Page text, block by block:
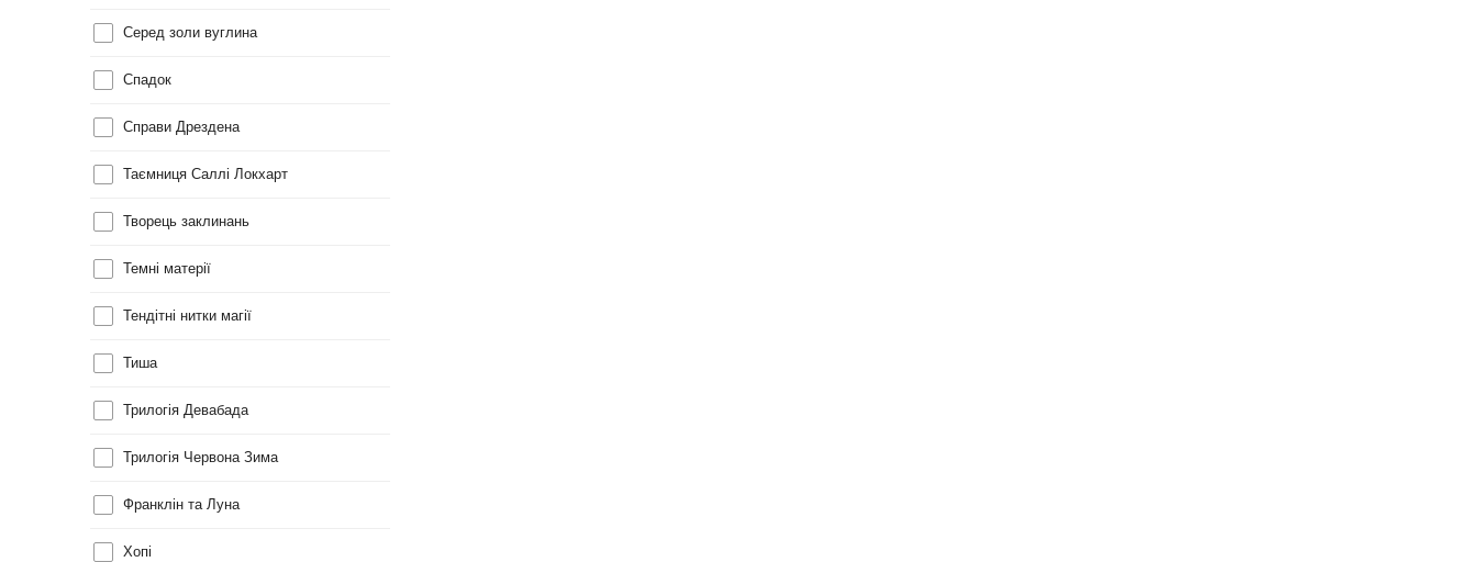
Серед золи вуглина
Спадок
Справи Дрездена
Таємниця Саллі Локхарт
Творець заклинань
Темні матерії
Тендітні нитки магії
Тиша
Трилогія Девабада
Трилогія Червона Зима
Франклін та Луна
Хопі